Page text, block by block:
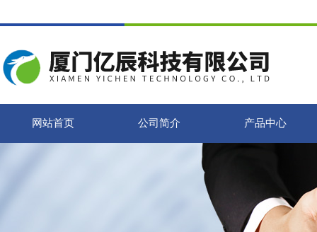
网站首页 公司简介 产品中心